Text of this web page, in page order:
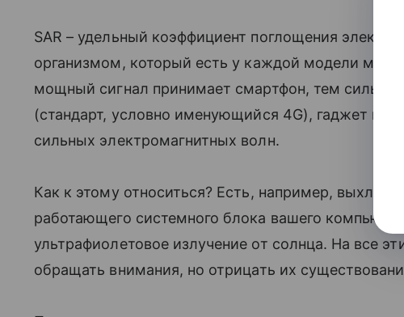
SAR – удельный коэффициент поглощения
организмом, который есть у каждой модели
мощный сигнал принимает смартфон, тем сильнее
(стандарт, условно именующийся 4G), гаджет
сильных электромагнитных волн.
Как к этому относиться? Есть, например,
работающего системного блока вашего
ультрафиолетовое излучение от солнца. На все
обращать внимания, но отрицать их